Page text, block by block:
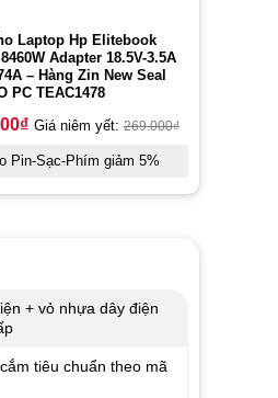
Laptop Hp Elitebook
Adapter 18.5V-3.5A
– Hàng Zin New Seal
PC TEAC1478
₫ Giá niêm yết: 269.000₫
Pin-Sạc-Phím giảm 5%
+ vỏ nhựa dây điện
tiêu chuẩn theo mã